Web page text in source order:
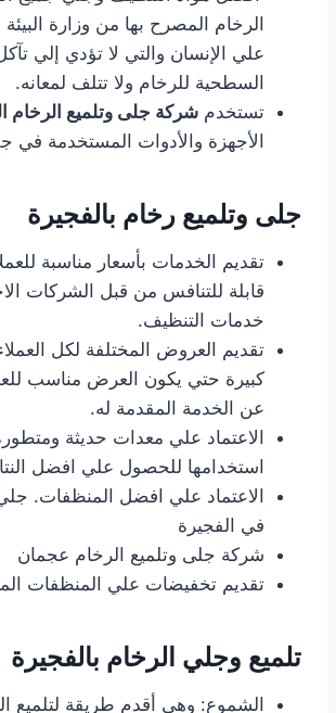
الرخام المصرح بها من وزارة البيئة
علي الإنسان والتي لا تؤدي إلي
السطحية للرخام ولا تتلف لمعانه.
تستخدم شركة جلى وتلميع الرخام
الأجهزة والأدوات المستخدمة في
جلى وتلميع رخام بالفجيرة
تقديم الخدمات بأسعار مناسبة
قابلة للتنافس من قبل الشركات
خدمات التنظيف.
تقديم العروض المختلفة لكل
كبيرة حتي يكون العرض مناسب
عن الخدمة المقدمة له.
الاعتماد علي معدات حديثة
استخدامها للحصول علي افضل
الاعتماد علي افضل المنظفات.
في الفجيرة
شركة جلى وتلميع الرخام عجمان
تقديم تخفيضات علي المنظفات
تلميع وجلي الرخام بالفجيرة
الشموع: وهي أقدم طريقة لتلميع